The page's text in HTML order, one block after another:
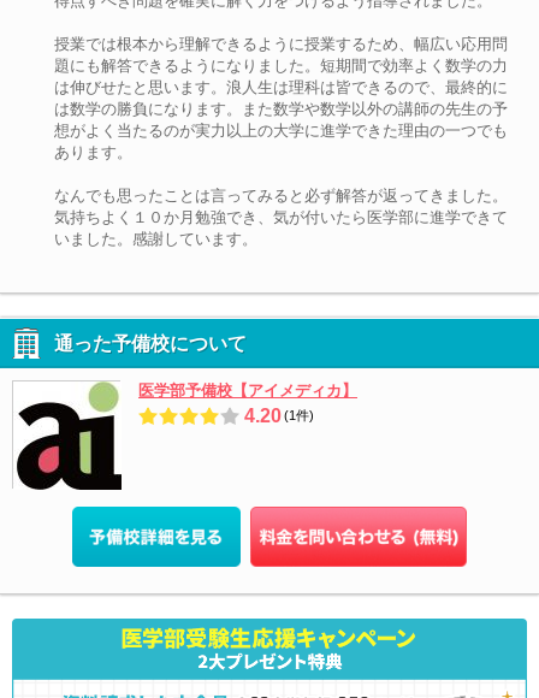
授業では根本から理解できるように授業するため、幅広い応用問
題にも解答できるようになりました。短期間で効率よく数学の力
は伸びせたと思います。浪人生は理科は皆できるので、最終的に
は数学の勝負になります。また数学や数学以外の講師の先生の予
想がよく当たるのが実力以上の大学に進学できた理由の一つでも
あります。
なんでも思ったことは言ってみると必ず解答が返ってきました。
気持ちよく１０か月勉強でき、気が付いたら医学部に進学できて
いました。感謝しています。
通った予備校について
医学部予備校【アイメディカ】
4.20(1件)